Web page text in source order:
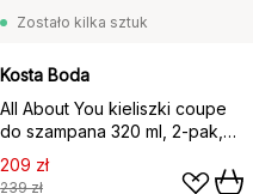
Zostało kilka sztuk
Kosta Boda
All About You kieliszki coupe
do szampana 320 ml, 2‑pak,
All for you
209 zł
239 zł